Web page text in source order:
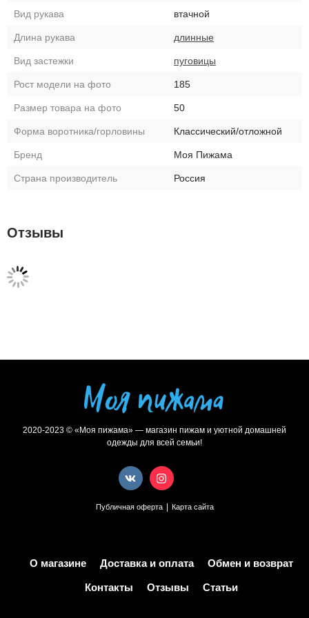
Вид рукава втачной
Длина рукава длинные
Вид застежки пуговицы
Рост модели на фото 185
Размер товара на фото 50
Форма воротника/горловины Классический/отложной
Бренд Моя Пижама
Страна производитель Россия
Отзывы
2020-2023 © «Моя пижама» — магазин пижам и уютной домашней
одежды для всей семьи!
Публичная оферта | Карта сайта
О магазине Доставка и оплата Обмен и возврат
Контакты Отзывы Статьи